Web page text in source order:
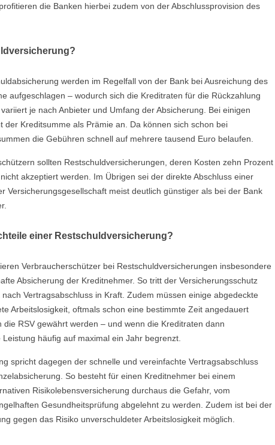
die Banken hierbei zudem von der Abschlussprovision des
werden im Regelfall von der Bank bei Ausreichung des
aufgeschlagen – wodurch sich die Kreditraten für die Rückzahlung
je nach Anbieter und Umfang der Absicherung. Bei einigen
der Kreditsumme als Prämie an. Da können sich schon bei
die Gebühren schnell auf mehrere tausend Euro belaufen.
sollten Restschuldversicherungen, deren Kosten zehn Prozent
akzeptiert werden. Im Übrigen sei der direkte Abschluss einer
Versicherungsgesellschaft meist deutlich günstiger als bei der Bank
einer Restschuldversicherung?
Verbraucherschützer bei Restschuldversicherungen insbesondere
Absicherung der Kreditnehmer. So tritt der Versicherungsschutz
Vertragsabschluss in Kraft. Zudem müssen einige abgedeckte
Arbeitslosigkeit, oftmals schon eine bestimmte Zeit angedauert
RSV gewährt werden – und wenn die Kreditraten dann
häufig auf maximal ein Jahr begrenzt.
spricht dagegen der schnelle und vereinfachte Vertragsabschluss
So besteht für einen Kreditnehmer bei einem
Risikolebensversicherung durchaus die Gefahr, vom
Gesundheitsprüfung abgelehnt zu werden. Zudem ist bei der
gegen das Risiko unverschuldeter Arbeitslosigkeit möglich.